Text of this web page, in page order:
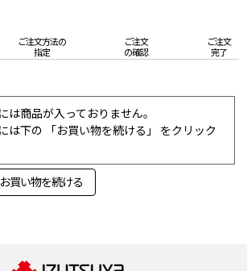
ご注文方法の
指定
ご注文
の確認
ご注文
完了
は商品が入っておりません。
は下の 「お買い物を続ける」 をクリック
買い物を続ける